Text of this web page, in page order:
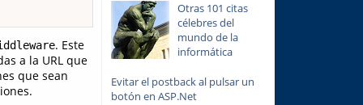
. Este
a la URL que
que sean
Otras 101 citas
célebres del
mundo de la
informática
Evitar el postback al pulsar un
botón en ASP.Net